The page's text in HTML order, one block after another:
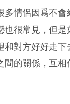
多情侶因爲不會
也很常見，但是
和對方好好走下
間的關係，互相